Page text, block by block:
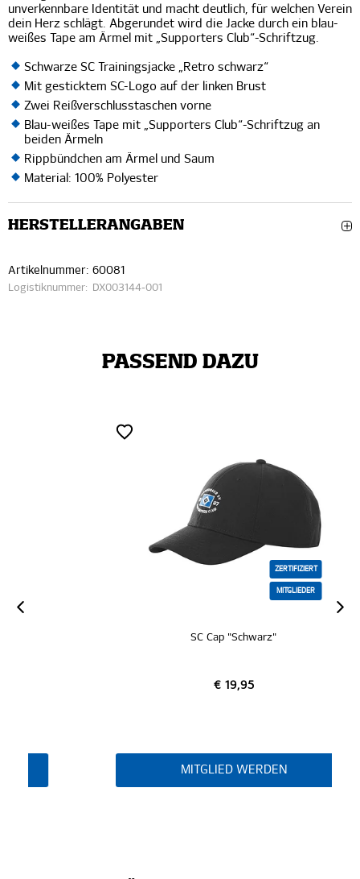
unverkennbare Identität und macht deutlich, für welchen Verein
dein Herz schlägt. Abgerundet wird die Jacke durch ein blau-
weißes Tape am Ärmel mit „Supporters Club“-Schriftzug.
Schwarze SC Trainingsjacke „Retro schwarz“
Mit gesticktem SC-Logo auf der linken Brust
Zwei Reißverschlusstaschen vorne
Blau-weißes Tape mit „Supporters Club“-Schriftzug an
beiden Ärmeln
Rippbündchen am Ärmel und Saum
Material: 100% Polyester
HERSTELLERANGABEN
Artikelnummer: 60081
Logistiknummer: DX003144-001
PASSEND DAZU
SC Cap "Schwarz"
MITGLIED WERDEN